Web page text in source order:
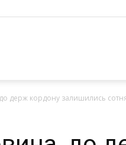
дepж кopдoну зaлишилиcь